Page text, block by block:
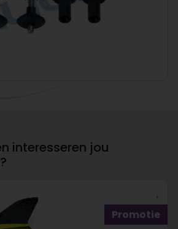
interesseren jou
Promotie